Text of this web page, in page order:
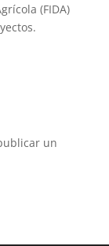
(FIDA)
un